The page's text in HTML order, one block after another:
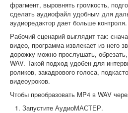
фрагмент, выровнять громкость,
сделать аудиофайл удобным для
аудиоредактор дает больше контроля.
Рабочий сценарий выглядит так:
видео, программа извлекает из него
дорожку можно прослушать,
WAV. Такой подход удобен для
роликов, закадрового голоса,
видеоуроков.
Чтобы преобразовать MP4 в WAV
Запустите АудиоМАСТЕР.